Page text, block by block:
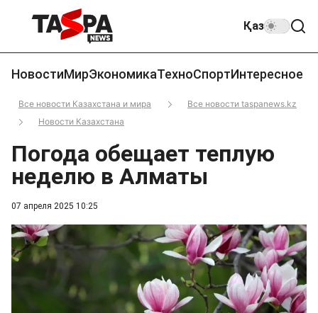
Қаз
НовостиМирЭкономикаТехноСпортИнтересное
Все новости Казахстана и мира
Все новости taspanews.kz
Новости Казахстана
07 апреля 2025 10:25
Погода обещает теплую
неделю в Алматы